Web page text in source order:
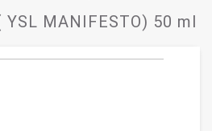
MANIFESTO) 50 ml